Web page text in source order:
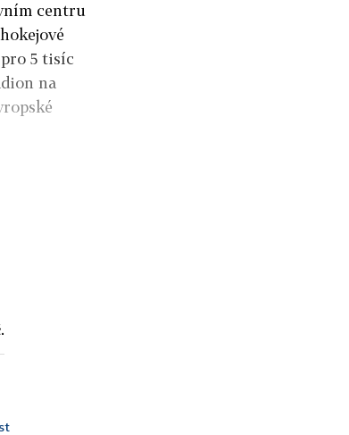
centru
5 tisíc
na